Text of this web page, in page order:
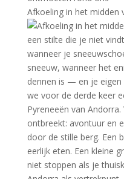
Afkoeling in het midden